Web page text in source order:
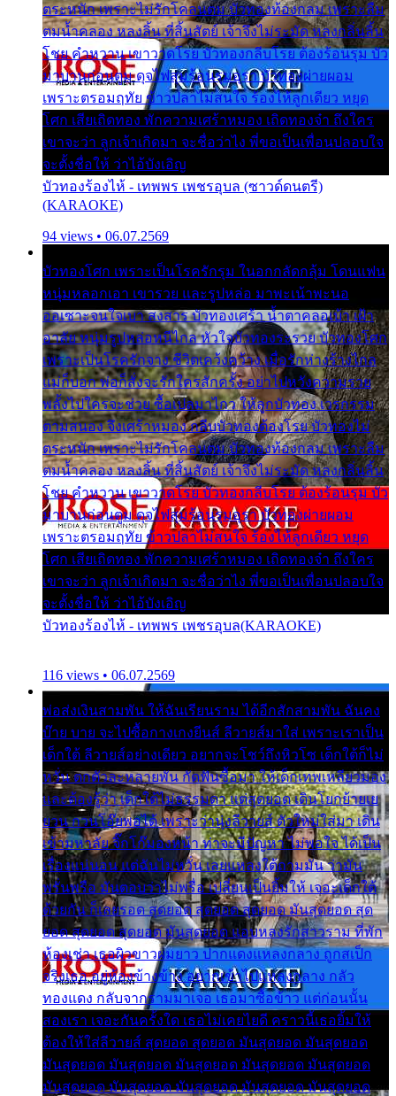
ตระหนัก เพราะไม่รักโคลนตม บัวทองท้องกลม เพราะลืม
ตมน้ำคลอง หลงลิ้น ที่สิ้นสัตย์ เจ้าจึงไม่ระมัด หลงกลิ่นลิ้น
โชย คำหวาน เขาวาดโรย บัวทองกลีบโรย ต้องร้อนรุม บัว
มาบานก่อนตูม ดุจไฟสุมร้อนรุมอุรา บัวทองผ่ายผอม
เพราะตรอมฤทัย ข้าวปลาไม่สนใจ ร้องไห้ลูกเดียว หยุด
โศก เสียเถิดทอง พักความเศร้าหมอง เถิดทองจ๋า ถึงใคร
เขาจะว่า ลูกเจ้าเกิดมา จะชื่อว่าไง พี่ขอเป็นเพื่อนปลอบใจ
จะตั้งชื่อให้ ว่าไอ้บังเอิญ
บัวทองร้องไห้ - เทพพร เพชรอุบล (ซาวด์ดนตรี)
(KARAOKE)
94 views • 06.07.2569
บัวทองโศก เพราะเป็นโรครักรุม ในอกกลัดกลุ้ม โดนแฟน
หนุ่มหลอกเอา เขารวย และรูปหล่อ มาพะเน้าพะนอ
ออเซาะจนใจเบา สงสาร บัวทองเศร้า น้ำตาคลอเบ้า เฝ้า
อาลัย หนุ่มรูปหล่อหนีไกล หัวใจบัวทองระรวย บัวทองโศก
เพราะเป็นโรครักจาง ชีวิตเคว้งคว้าง เมื่อรักห่างร้างไกล
แม่ก็บอก พ่อก็สั่งจะรักใครสักครั้ง อย่าไปหวังความรวย
พลั้งไปใครจะช่วย ซื้อเปลมาไกว ให้ลูกบัวทอง เวรกรรม
ตามสนอง จึงเศร้าหมอง กลีบบัวทองต้องโรย บัวทองไม่
ตระหนัก เพราะไม่รักโคลนตม บัวทองท้องกลม เพราะลืม
ตมน้ำคลอง หลงลิ้น ที่สิ้นสัตย์ เจ้าจึงไม่ระมัด หลงกลิ่นลิ้น
โชย คำหวาน เขาวาดโรย บัวทองกลีบโรย ต้องร้อนรุม บัว
มาบานก่อนตูม ดุจไฟสุมร้อนรุมอุรา บัวทองผ่ายผอม
เพราะตรอมฤทัย ข้าวปลาไม่สนใจ ร้องไห้ลูกเดียว หยุด
โศก เสียเถิดทอง พักความเศร้าหมอง เถิดทองจ๋า ถึงใคร
เขาจะว่า ลูกเจ้าเกิดมา จะชื่อว่าไง พี่ขอเป็นเพื่อนปลอบใจ
จะตั้งชื่อให้ ว่าไอ้บังเอิญ
บัวทองร้องไห้ - เทพพร เพชรอุบล(KARAOKE)
116 views • 06.07.2569
พ่อส่งเงินสามพัน ให้ฉันเรียนราม ได้อีกสักสามพัน ฉันคง
บ๊าย บาย จะไปซื้อกางเกงยีนส์ ลีวายส์มาใส่ เพราะเราเป็น
เด็กใต้ ลีวายส์อย่างเดียว อยากจะโชว์ถึงหิวโซ เด็กใต้ก็ไม่
หวั่น ตกตัวละหลายพัน กัดฟันซื้อมา ให้เด็กเทพเหลียวมอง
และต้องรู้ว่า เด็กใต้ไม่ธรรมดา แต่สุดยอด เดินโยกย้ายเย
ยวน กวนโอ๊ยพอได้ เพราะว่านุ่งลีวายส์ ตัวใหม่ใส่มา เดิน
เข้ามหาลัย จิ๊กโก๊มองหน้า ท่าจะมีปัญหา ไม่พอใจ ได้เป็น
เรื่องแน่นอน แต่ฉันไม่หวั่น เลยแหลงใต้ถามมัน ว่ามัน
พรั่นพรือ มันตอบว่าไม่พรื่อ เปลี่ยนเป็นยิ้มให้ เจอะเด็กใต้
ด้วยกัน ก็เลยรอด สุดยอด สุดยอด สุดยอด มันสุดยอด สุด
ยอด สุดยอด สุดยอด มันสุดยอด แอบหลงรักสาวราม ที่พัก
ห้องเช่า เธอผิวขาวผมยาว ปากแดงแหลงกลาง ถูกสเป็ก
จริงเธอ อยู่ห้องข้างข้าง อยากเข้าไปแหลงกลาง กลัว
ทองแดง กลับจากรามมาเจอ เธอมาซื้อข้าว แต่ก่อนนั้น
สองเรา เจอะกันครั้งใด เธอไม่เคยไยดี คราวนี้เธอยิ้มให้
ต้องให้ใส่ลีวายส์ สุดยอด สุดยอด มันสุดยอด มันสุดยอด
มันสุดยอด มันสุดยอด มันสุดยอด มันสุดยอด มันสุดยอด
มันสุดยอด มันสุดยอด มันสุดยอด มันสุดยอด มันสุดยอด